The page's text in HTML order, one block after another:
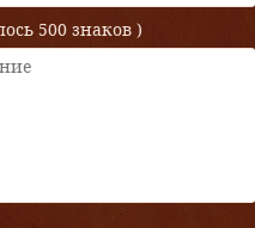
500 знаков )